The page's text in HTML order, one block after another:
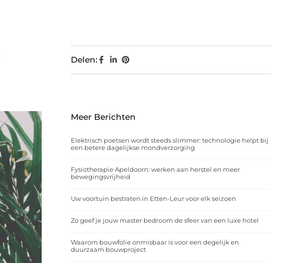
Delen:
Meer Berichten
Elektrisch poetsen wordt steeds slimmer: technologie helpt bij
een betere dagelijkse mondverzorging
Fysiotherapie Apeldoorn: werken aan herstel en meer
bewegingsvrijheid
Uw voortuin bestraten in Etten-Leur voor elk seizoen
Zo geef je jouw master bedroom de sfeer van een luxe hotel
Waarom bouwfolie onmisbaar is voor een degelijk en
duurzaam bouwproject